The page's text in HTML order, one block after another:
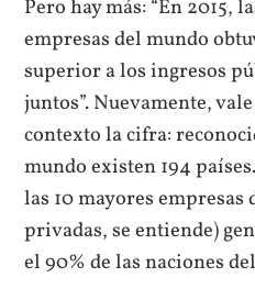
Pero hay más: “En 2015,
empresas del mundo
superior a los ingresos
juntos”. Nuevamente,
contexto la cifra:
mundo existen 194
las 10 mayores empresas
privadas, se entiende)
el 90% de las naciones